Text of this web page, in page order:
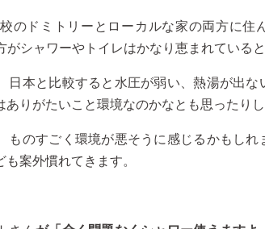
のドミトリーとローカルな家の両方に住
シャワーやトイレはかなり恵まれていると
日本と比較すると水圧が弱い、熱湯が出な
りがたいこと環境なのかなとも思ったりし
ものすごく環境が悪そうに感じるかもしれ
案外慣れてきます。